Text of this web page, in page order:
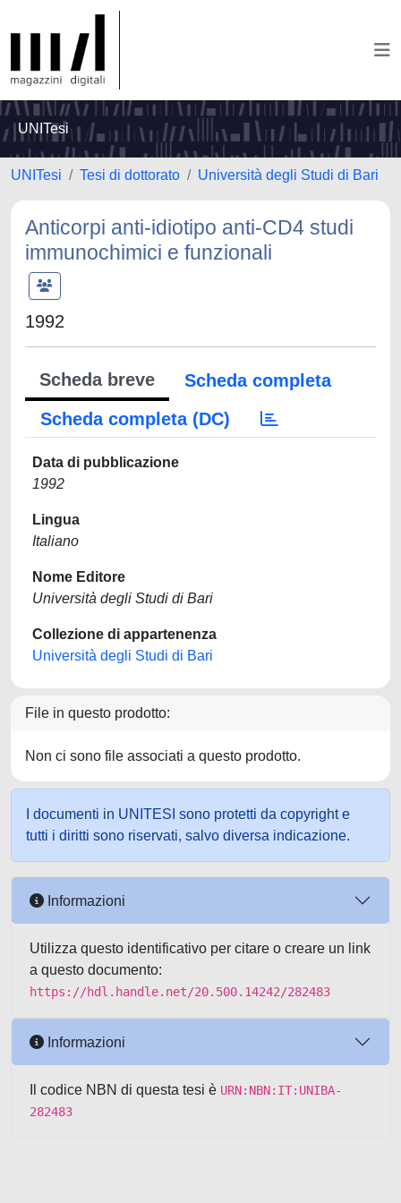
UNITesi
UNITesi Tesi di dottorato Università degli Studi di Bari
Anticorpi anti-idiotipo anti-CD4 studi
immunochimici e funzionali
1992
Scheda breve
Scheda completa
Scheda completa (DC)
Data di pubblicazione
1992
Lingua
Italiano
Nome Editore
Università degli Studi di Bari
Collezione di appartenenza
Università degli Studi di Bari
File in questo prodotto:
Non ci sono file associati a questo prodotto.
I documenti in UNITESI sono protetti da copyright e
tutti i diritti sono riservati, salvo diversa indicazione.
Informazioni
Utilizza questo identificativo per citare o creare un link
a questo documento:
https://hdl.handle.net/20.500.14242/282483
Informazioni
Il codice NBN di questa tesi è URN:NBN:IT:UNIBA-
282483